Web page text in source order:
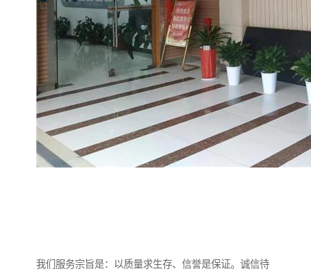
我们服务宗旨是：以质量求生存、信誉是保证。诚信待